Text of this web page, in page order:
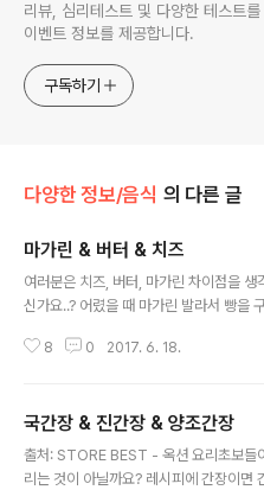
리뷰, 심리테스트 및 다양한 테스트
이벤트 정보를 제공합니다.
구독하기
다양한 정보/음식 의 다른 글
마가린 & 버터 & 치즈
여러분은 치즈, 버터, 마가린 차이점을 생
신가요..? 어렸을 때 마가린 발라서 빵을
은 후 마가린 대신 크림치즈로 바꿨던 기
라디 마가린 정제된 동식물성기름 + 경화
기타를 유화시켜 버터 상태로 만든 인조
대체품으로 나온 것이 마가린이라고 합
8 0 2017. 6. 18.
국간장 & 진간장 & 양조간장
출처: STORE BEST - 옥션 요리초보
리는 것이 아닐까요? 레시피에 간장이면